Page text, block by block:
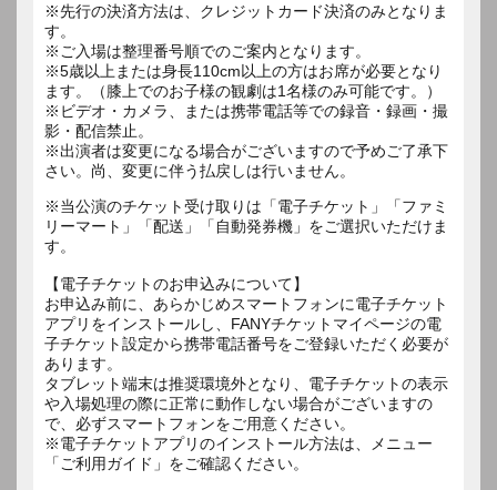
※先行の決済方法は、クレジットカード決済のみとなりま
す。
※ご入場は整理番号順でのご案内となります。
※5歳以上または身長110cm以上の方はお席が必要となり
ます。（膝上でのお子様の観劇は1名様のみ可能です。）
※ビデオ・カメラ、または携帯電話等での録音・録画・撮
影・配信禁止。
※出演者は変更になる場合がございますので予めご了承下
※当公演のチケット受け取りは「電子チケット」「ファミ
リーマート」「配送」「自動発券機」をご選択いただけま
す。
【電子チケットのお申込みについて】
お申込み前に、あらかじめスマートフォンに電子チケット
アプリをインストールし、FANYチケットマイページの電
子チケット設定から携帯電話番号をご登録いただく必要が
あります。
タブレット端末は推奨環境外となり、電子チケットの表示
や入場処理の際に正常に動作しない場合がございますの
で、必ずスマートフォンをご用意ください。
※電子チケットアプリのインストール方法は、メニュー
「ご利用ガイド」をご確認ください。